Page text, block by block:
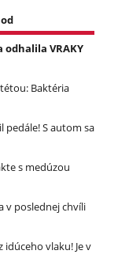
VRAKY
Baktéria
pedále! S autom sa
s medúzou
v poslednej chvíli
idúceho vlaku! Je v